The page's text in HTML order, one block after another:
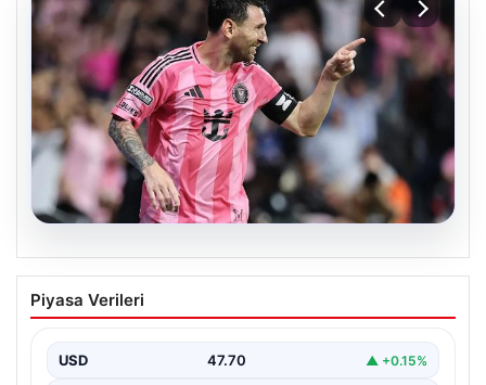
06.08.2026
Dünya Kupası sonrası da durmuyor!
Messi yapacağını yaptı
Piyasa Verileri
USD 47.70 ▲ +0.15%